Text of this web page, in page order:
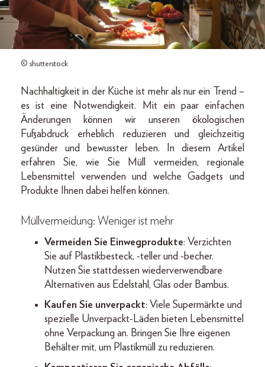
© shutterstock
Nachhaltigkeit in der Küche ist mehr als nur ein Trend –
es ist eine Notwendigkeit. Mit ein paar einfachen
Änderungen können wir unseren ökologischen
Fußabdruck erheblich reduzieren und gleichzeitig
gesünder und bewusster leben. In diesem Artikel
erfahren Sie, wie Sie Müll vermeiden, regionale
Lebensmittel verwenden und welche Gadgets und
Produkte Ihnen dabei helfen können.
Müllvermeidung: Weniger ist mehr
Vermeiden Sie Einwegprodukte: Verzichten
Sie auf Plastikbesteck, -teller und -becher.
Nutzen Sie stattdessen wiederverwendbare
Alternativen aus Edelstahl, Glas oder Bambus.
Kaufen Sie unverpackt: Viele Supermärkte und
spezielle Unverpackt-Läden bieten Lebensmittel
ohne Verpackung an. Bringen Sie Ihre eigenen
Behälter mit, um Plastikmüll zu reduzieren.